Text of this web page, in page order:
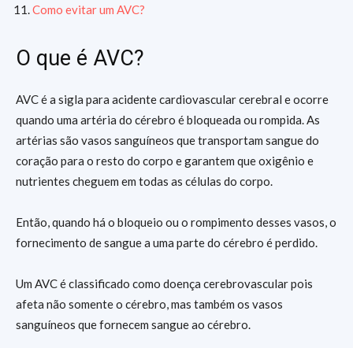
Como evitar um AVC?
O que é AVC?
AVC é a sigla para acidente cardiovascular cerebral e ocorre
quando uma artéria do cérebro é bloqueada ou rompida. As
artérias são vasos sanguíneos que transportam sangue do
coração para o resto do corpo e garantem que oxigênio e
nutrientes cheguem em todas as células do corpo.
Então, quando há o bloqueio ou o rompimento desses vasos, o
fornecimento de sangue a uma parte do cérebro é perdido.
Um AVC é classificado como doença cerebrovascular pois
afeta não somente o cérebro, mas também os vasos
sanguíneos que fornecem sangue ao cérebro.